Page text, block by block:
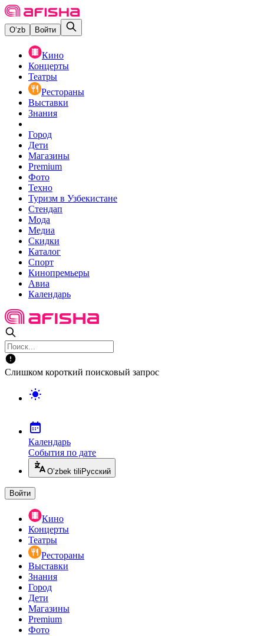
O‘zb Войти
Кино
Концерты
Театры
Рестораны
Выставки
Знания
Город
Дети
Магазины
Premium
Фото
Техно
Туризм в Узбекистане
Стендап
Мода
Медиа
Скидки
Каталог
Спорт
Кинопремьеры
Авиа
Календарь
Слишком короткий поисковый запрос
Календарь
События по дате
O’zbek tili Русский
Войти
Кино
Концерты
Театры
Рестораны
Выставки
Знания
Город
Дети
Магазины
Premium
Фото